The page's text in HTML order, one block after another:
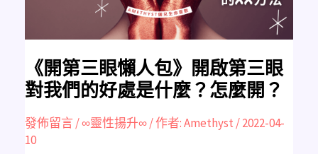
《開第三眼懶人包》開啟第三眼
對我們的好處是什麼？怎麼開？
發佈留言/∞靈性揚升∞/ 作者:Amethyst /2022-04-
10
的
處
是
什
麼？
怎
開？